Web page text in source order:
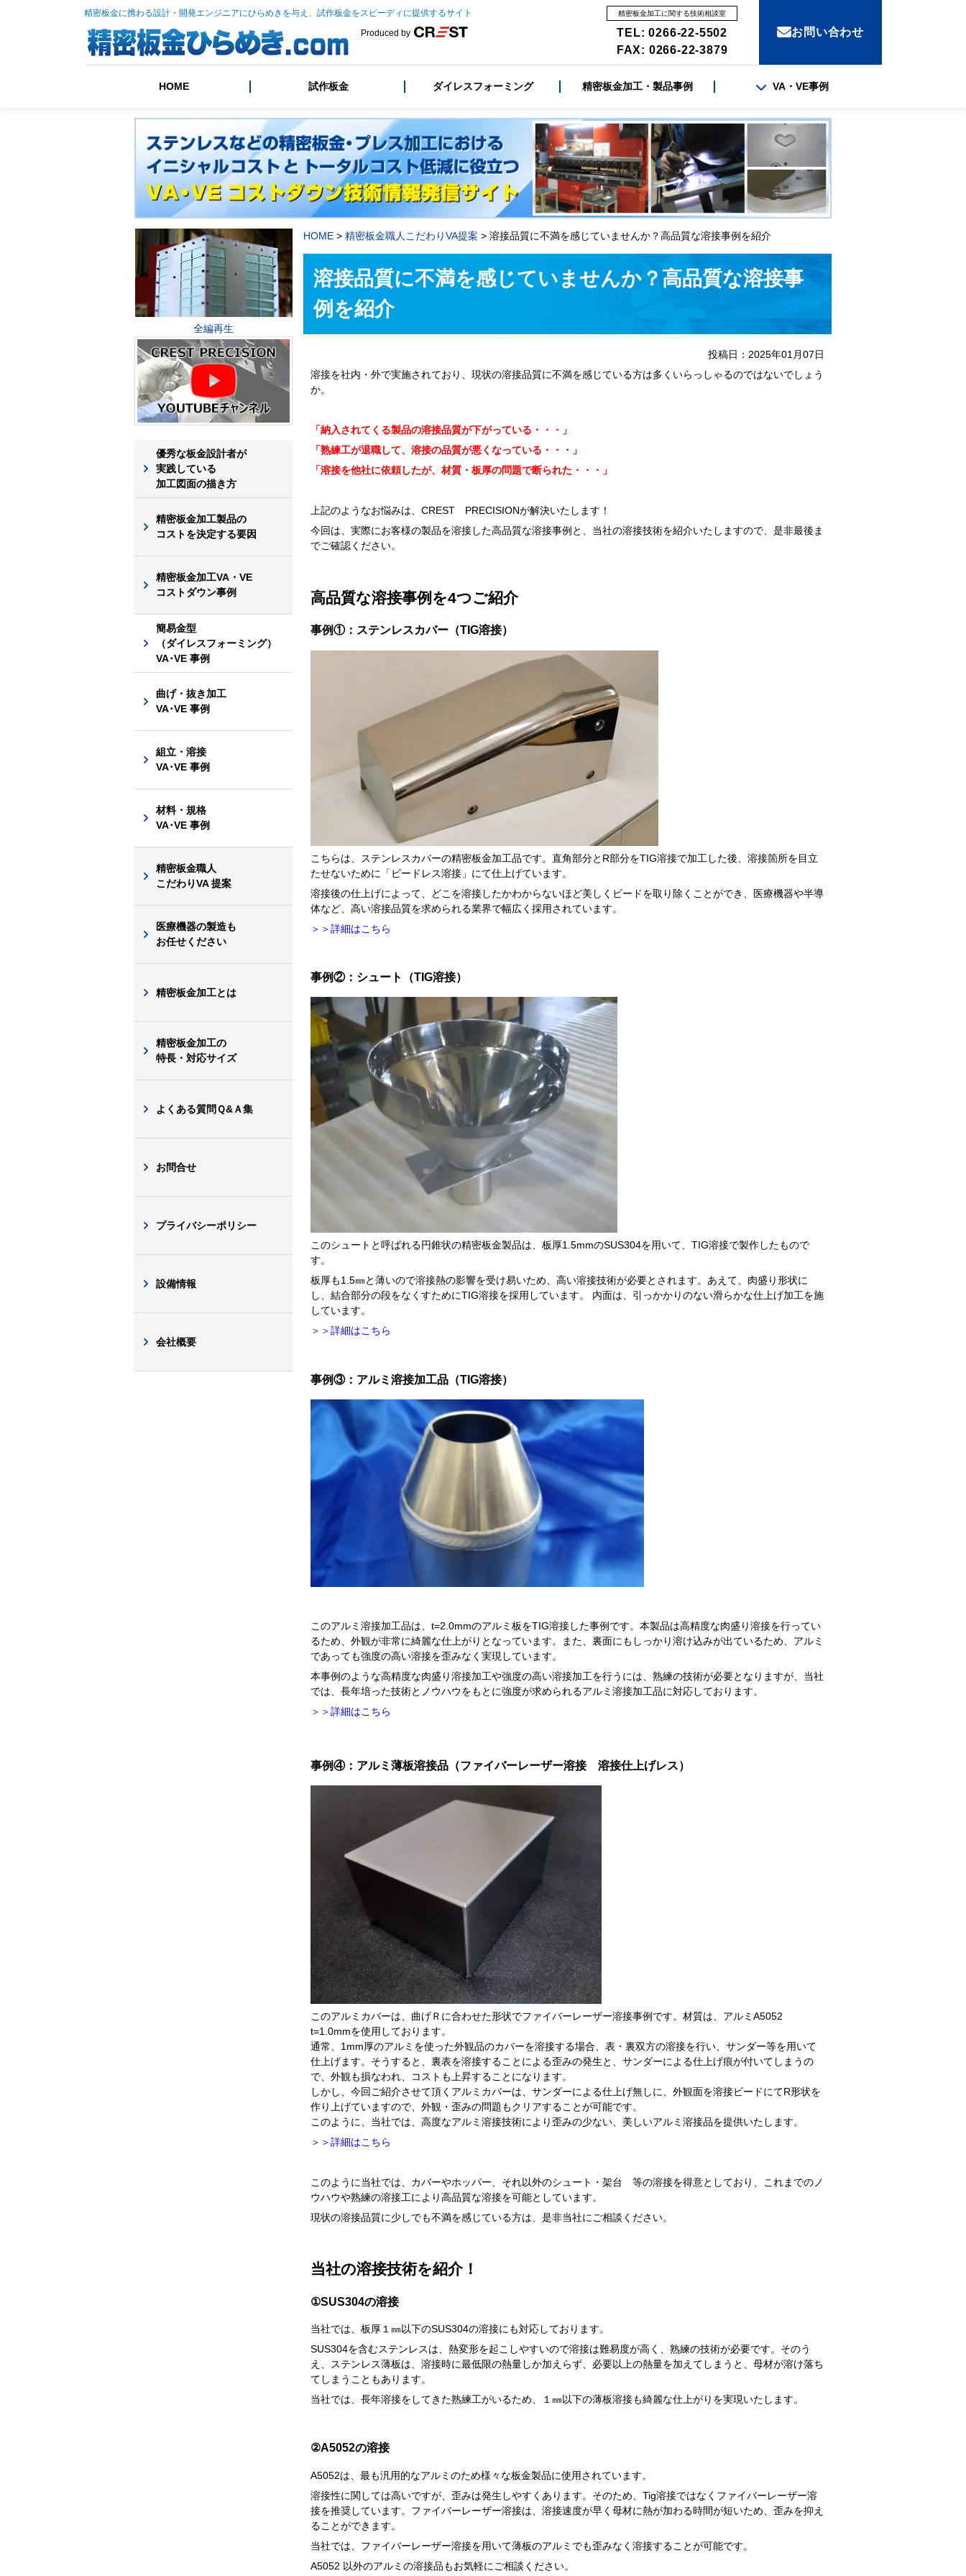
精密板金に携わる設計・開発エンジニアにひらめきを与え、試作板金をスピーディに提供するサイト
Produced by
精密板金加工に関する技術相談室
TEL: 0266-22-5502
FAX: 0266-22-3879
お問い合わせ
HOME 試作板金 ダイレスフォーミング 精密板金加工・製品事例 VA・VE事例
HOME > 精密板金職人こだわりVA提案 > 溶接品質に不満を感じていませんか？高品質な溶接事例を紹介
溶接品質に不満を感じていませんか？高品質な溶接事
例を紹介
投稿日：2025年01月07日
溶接を社内・外で実施されており、現状の溶接品質に不満を感じている方は多くいらっしゃるのではないでしょう
か。
「納入されてくる製品の溶接品質が下がっている・・・」
「熟練工が退職して、溶接の品質が悪くなっている・・・」
「溶接を他社に依頼したが、材質・板厚の問題で断られた・・・」
上記のようなお悩みは、CREST PRECISIONが解決いたします！
今回は、実際にお客様の製品を溶接した高品質な溶接事例と、当社の溶接技術を紹介いたしますので、是非最後ま
でご確認ください。
高品質な溶接事例を4つご紹介
事例①：ステンレスカバー（TIG溶接）
こちらは、ステンレスカバーの精密板金加工品です。直角部分とR部分をTIG溶接で加工した後、溶接箇所を目立
たせないために「ビードレス溶接」にて仕上げています。
溶接後の仕上げによって、どこを溶接したかわからないほど美しくビードを取り除くことができ、医療機器や半導
体など、高い溶接品質を求められる業界で幅広く採用されています。
＞＞詳細はこちら
事例②：シュート（TIG溶接）
このシュートと呼ばれる円錐状の精密板金製品は、板厚1.5mmのSUS304を用いて、TIG溶接で製作したもので
す。
板厚も1.5㎜と薄いので溶接熱の影響を受け易いため、高い溶接技術が必要とされます。あえて、肉盛り形状に
し、結合部分の段をなくすためにTIG溶接を採用しています。 内面は、引っかかりのない滑らかな仕上げ加工を施
しています。
＞＞詳細はこちら
事例③：アルミ溶接加工品（TIG溶接）
このアルミ溶接加工品は、t=2.0mmのアルミ板をTIG溶接した事例です。本製品は高精度な肉盛り溶接を行ってい
るため、外観が非常に綺麗な仕上がりとなっています。また、裏面にもしっかり溶け込みが出ているため、アルミ
であっても強度の高い溶接を歪みなく実現しています。
本事例のような高精度な肉盛り溶接加工や強度の高い溶接加工を行うには、熟練の技術が必要となりますが、当社
では、長年培った技術とノウハウをもとに強度が求められるアルミ溶接加工品に対応しております。
＞＞詳細はこちら
事例④：アルミ薄板溶接品（ファイバーレーザー溶接 溶接仕上げレス）
このアルミカバーは、曲げＲに合わせた形状でファイバーレーザー溶接事例です。材質は、アルミA5052
t=1.0mmを使用しております。
通常、1mm厚のアルミを使った外観品のカバーを溶接する場合、表・裏双方の溶接を行い、サンダー等を用いて
仕上げます。そうすると、裏表を溶接することによる歪みの発生と、サンダーによる仕上げ痕が付いてしまうの
で、外観も損なわれ、コストも上昇することになります。
しかし、今回ご紹介させて頂くアルミカバーは、サンダーによる仕上げ無しに、外観面を溶接ビードにてR形状を
作り上げていますので、外観・歪みの問題もクリアすることが可能です。
このように、当社では、高度なアルミ溶接技術により歪みの少ない、美しいアルミ溶接品を提供いたします。
＞＞詳細はこちら
このように当社では、カバーやホッパー、それ以外のシュート・架台 等の溶接を得意としており、これまでのノ
ウハウや熟練の溶接工により高品質な溶接を可能としています。
現状の溶接品質に少しでも不満を感じている方は、是非当社にご相談ください。
当社の溶接技術を紹介！
①SUS304の溶接
当社では、板厚１㎜以下のSUS304の溶接にも対応しております。
SUS304を含むステンレスは、熱変形を起こしやすいので溶接は難易度が高く、熟練の技術が必要です。そのう
え、ステンレス薄板は、溶接時に最低限の熱量しか加えらず、必要以上の熱量を加えてしまうと、母材が溶け落ち
てしまうこともあります。
当社では、長年溶接をしてきた熟練工がいるため、１㎜以下の薄板溶接も綺麗な仕上がりを実現いたします。
②A5052の溶接
A5052は、最も汎用的なアルミのため様々な板金製品に使用されています。
溶接性に関しては高いですが、歪みは発生しやすくあります。そのため、Tig溶接ではなくファイバーレーザー溶
接を推奨しています。ファイバーレーザー溶接は、溶接速度が早く母材に熱が加わる時間が短いため、歪みを抑え
ることができます。
当社では、ファイバーレーザー溶接を用いて薄板のアルミでも歪みなく溶接することが可能です。
A5052 以外のアルミの溶接品もお気軽にご相談ください。
全編再生
優秀な板金設計者が
実践している
加工図面の描き方
精密板金加工製品の
コストを決定する要因
精密板金加工VA・VE
コストダウン事例
簡易金型
（ダイレスフォーミング）
VA･VE 事例
曲げ・抜き加工
VA･VE 事例
組立・溶接
VA･VE 事例
材料・規格
VA･VE 事例
精密板金職人
こだわりVA 提案
医療機器の製造も
お任せください
精密板金加工とは
精密板金加工の
特長・対応サイズ
よくある質問Ｑ&Ａ集
お問合せ
プライバシーポリシー
設備情報
会社概要